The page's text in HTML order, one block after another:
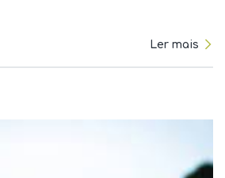
Ler mais